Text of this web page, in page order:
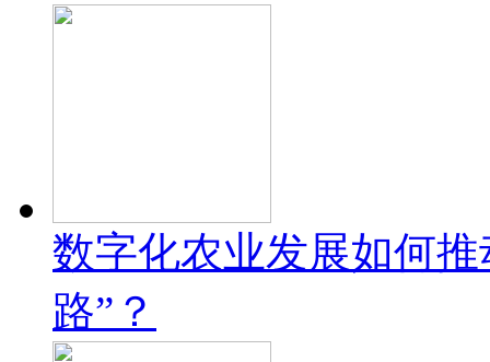
数字化农业发展如何
路”？